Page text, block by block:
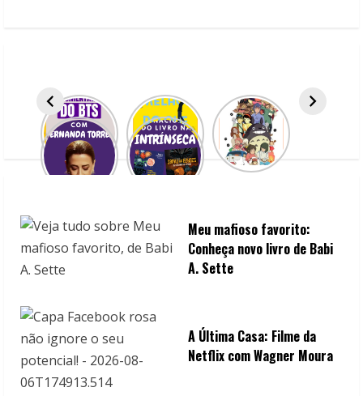
n
g
Meu mafioso favorito:
Conheça novo livro de Babi
A. Sette
A Última Casa: Filme da
Netflix com Wagner Moura